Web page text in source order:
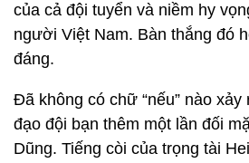
của cả đội tuyển và niềm hy
người Việt Nam. Bàn thắng đó
đáng.
Đã không có chữ “nếu” nào xảy
đạo đội bạn thêm một lần đối
Dũng. Tiếng còi của trọng tài